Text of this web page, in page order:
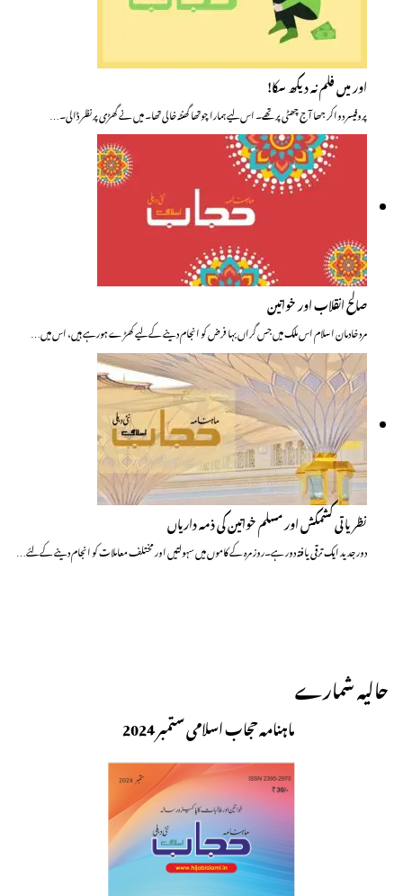
اور میں فلم نہ دیکھ سکا!
پروفیسر دواکر جھا آج چھٹی پر تھے۔ اس لیے ہمارا چوتھا گھنٹہ خالی تھا۔ میں نے گھڑی پر نظر ڈالی۔…
صالح انقلاب اور خواتین
مرد خادمان اسلام اس ملک میں جس گراں بہا فرض کو انجام دینے کے لیے کھڑے ہورہے ہیں، اس میں…
نظریاتی کشمکش اور مسلم خواتین کی ذمہ داریاں
دور جدید ایک ترقی یافتہ دور ہے۔روز مرہ کے کاموں میں سہولتیں اور مختلف معاملات کو انجام دینے کے لئے…
حالیہ شمارے
ماہنامہ حجاب اسلامی ستمبر 2024